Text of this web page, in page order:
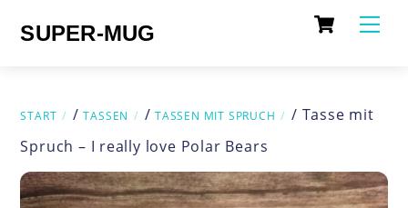
Cart
SUPER-MUG
START /TASSEN /TASSEN MIT SPRUCH
/ Tasse mit
Spruch – I really love Polar Bears